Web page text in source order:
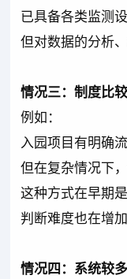
已具备各类监测
但对数据的分析
情况三：制度比
例如：
入园项目有明确
但在复杂情况下
这种方式在早期
判断难度也在增加
情况四：系统较